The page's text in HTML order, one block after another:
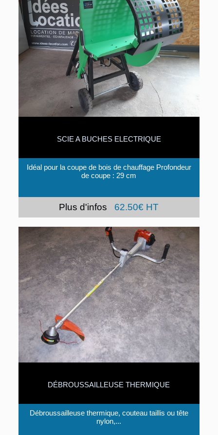
SCIE A BUCHES ELECTRIQUE
Idéal pour la coupe de bois de chauffage Profondeur
de coupe : 29 cm
Plus d'infos 62.50€ HT
DÉBROUSSAILLEUSE THERMIQUE
Débroussailleuse thermique, couteau taillis ou tête
nylon,...